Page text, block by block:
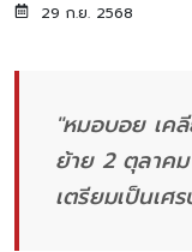
29 ก.ย. 2568
"หมอบอย เค
ย้าย 2 ตุลาค
เตรียมเป็นเศ